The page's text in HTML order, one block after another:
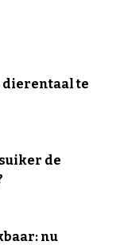
dierentaal te
de
nu